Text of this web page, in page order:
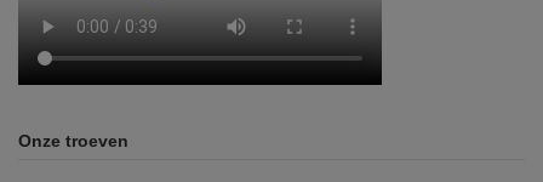
Onze troeven